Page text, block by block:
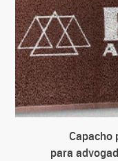
Capacho
para